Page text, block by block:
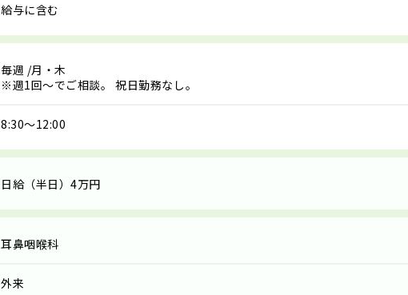
給与に含む
毎週 /月・木
※週1回～でご相談。 祝日勤務なし。
8:30～12:00
日給（半日）4万円
耳鼻咽喉科
外来